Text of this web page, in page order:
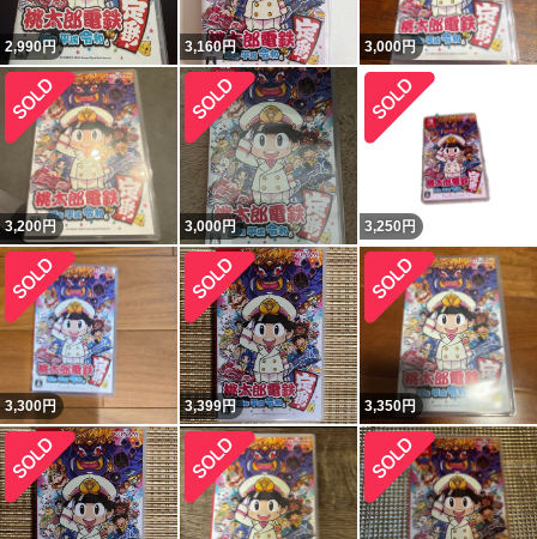
2,990円 3,160円 3,000円
3,200円 3,000円 3,250 円
3,300円 3,399円 3,350円